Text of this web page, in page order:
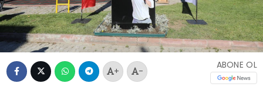
+ -
ABONE OL